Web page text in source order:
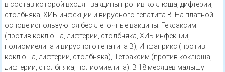
в состав которой входят вакцины против коклюша, дифтерии,
столбняка, ХИБ-инфекции и вирусного гепатита В. На платной
основе используются бесклеточные вакцины: Гексаксим
(против коклюша, дифтерии, столбняка, ХИБ-инфекции,
полиомиелита и вирусного гепатита В), Инфанрикс (против
коклюша, дифтерии, столбняка), Тетраксим (против коклюша,
дифтерии, столбняка, полиомиелита). В 18 месяцев малышу